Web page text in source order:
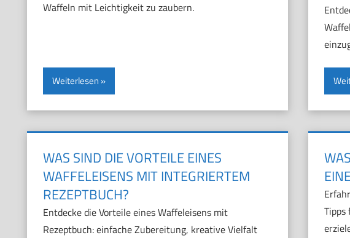
Waffeln mit Leichtigkeit zu zaubern.
Weiterlesen
WAS SIND DIE VORTEILE EINES
WAFFELEISENS MIT INTEGRIERTEM
REZEPTBUCH?
Entdecke die Vorteile eines Waffeleisens mit
Rezeptbuch: einfache Zubereitung, kreative Vielfalt
Tipps